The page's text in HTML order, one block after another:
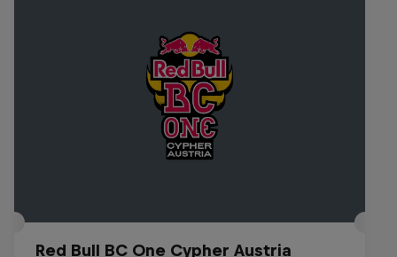
Red Bull BC One Cypher Austria